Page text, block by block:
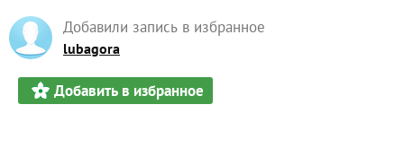
Добавили запись в избранное
lubagora
Добавить в избранное